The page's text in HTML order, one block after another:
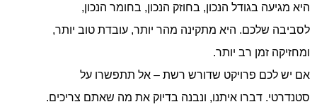
היא מגיעה בגודל הנכון, בחוזק הנכון, בחומר הנכון,
לסביבה שלכם. היא מתקינה מהר יותר, עובדת טוב יותר,
ומחזיקה זמן רב יותר.
אם יש לכם פרויקט שדורש רשת – אל תתפשרו על
סטנדרטי. דברו איתנו, ונבנה בדיוק את מה שאתם צריכים.